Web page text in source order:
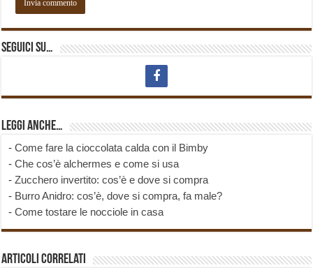
Seguici su…
Leggi anche…
-Come fare la cioccolata calda con il Bimby
-Che cos’è alchermes e come si usa
-Zucchero invertito: cos’è e dove si compra
- Burro Anidro: cos’è, dove si compra, fa male?
-Come tostare le nocciole in casa
Articoli correlati